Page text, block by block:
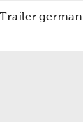
Trailer german